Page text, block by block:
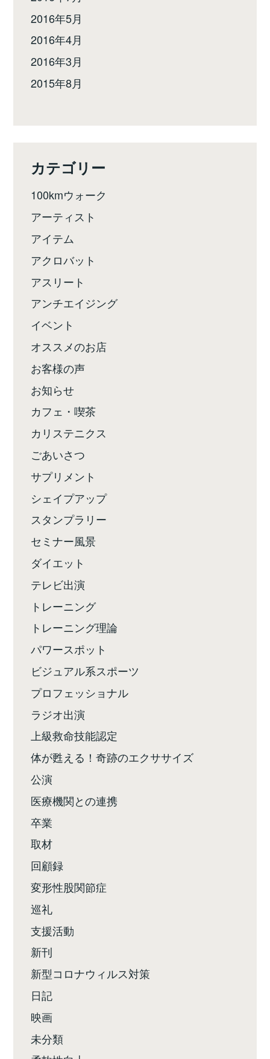
2016年5月
2016年4月
2016年3月
2015年8月
カテゴリー
100kmウォーク
アーティスト
アイテム
アクロバット
アスリート
アンチエイジング
イベント
オススメのお店
お客様の声
お知らせ
カフェ・喫茶
カリステニクス
ごあいさつ
サプリメント
シェイプアップ
スタンプラリー
セミナー風景
ダイエット
テレビ出演
トレーニング
トレーニング理論
パワースポット
ビジュアル系スポーツ
プロフェッショナル
ラジオ出演
上級救命技能認定
体が甦える！奇跡のエクササイズ
公演
医療機関との連携
卒業
取材
回顧録
変形性股関節症
巡礼
支援活動
新刊
新型コロナウィルス対策
日記
映画
未分類